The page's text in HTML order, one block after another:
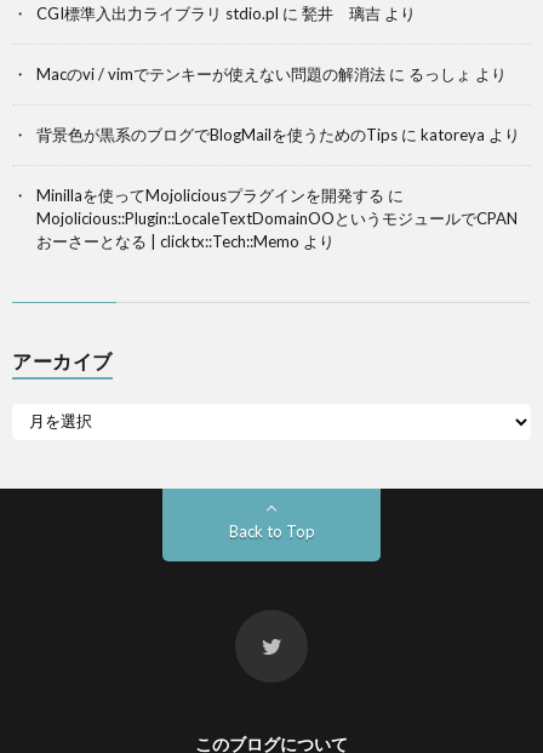
CGI標準入出力ライブラリ stdio.pl に 甃井 璃吉 より
Macのvi / vimでテンキーが使えない問題の解消法 に るっしょ より
背景色が黒系のブログでBlogMailを使うためのTips に katoreya より
Minillaを使ってMojoliciousプラグインを開発する に
Mojolicious::Plugin::LocaleTextDomainOOというモジュールでCPAN
おーさーとなる | clicktx::Tech::Memo より
アーカイブ
Back to Top
このブログについて